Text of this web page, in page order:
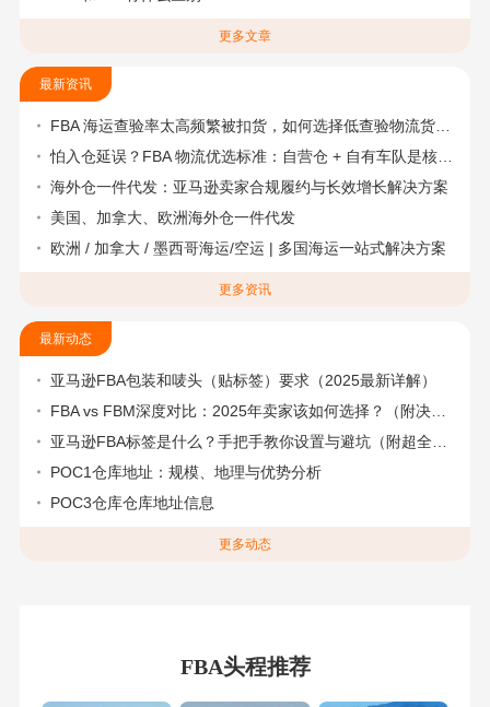
更多文章
最新资讯
FBA 海运查验率太高频繁被扣货，如何选择低查验物流货代？
怕入仓延误？FBA 物流优选标准：自营仓 + 自有车队是核心硬指标
海外仓一件代发：亚马逊卖家合规履约与长效增长解决方案
美国、加拿大、欧洲海外仓一件代发
欧洲 / 加拿大 / 墨西哥海运/空运 | 多国海运一站式解决方案
更多资讯
最新动态
亚马逊FBA包装和唛头（贴标签）要求（2025最新详解）
FBA vs FBM深度对比：2025年卖家该如何选择？（附决策流程图）
亚马逊FBA标签是什么？手把手教你设置与避坑（附超全指南）
POC1仓库地址：规模、地理与优势分析
POC3仓库仓库地址信息
更多动态
FBA头程推荐